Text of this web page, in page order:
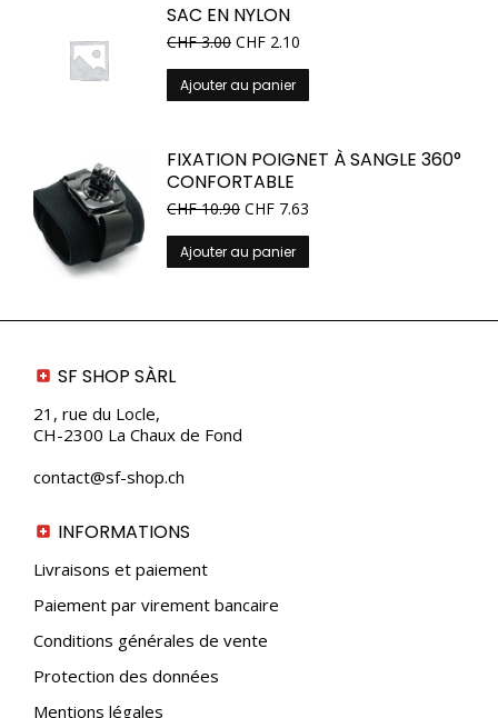
choisies
SAC EN NYLON
CHF3.00 CHF 2.10
Ajouter au panier
FIXATION POIGNET À SANGLE 360°
CONFORTABLE
CHF10.90 CHF 7.63
Ajouter au panier
SF SHOP SÀRL
21, rue du Locle,
CH-2300 La Chaux de Fond
contact@sf-shop.ch
INFORMATIONS
Livraisons et paiement
Paiement par virement bancaire
Conditions générales de vente
Protection des données
Mentions légales